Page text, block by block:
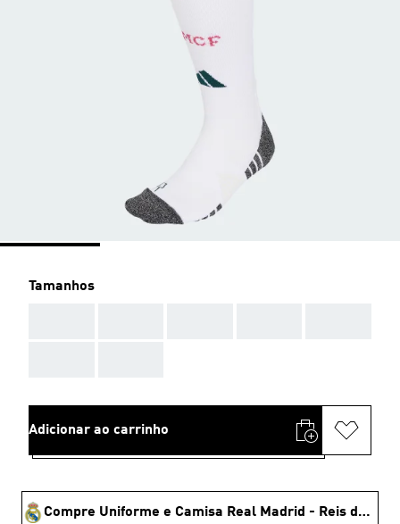
Tamanhos
Adicionar ao carrinho
Compre Uniforme e Camisa Real Madrid - Reis da Europa 🏆